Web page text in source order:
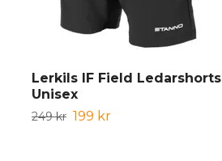
Lerkils IF Field Ledarshorts
Unisex
249 kr 199 kr